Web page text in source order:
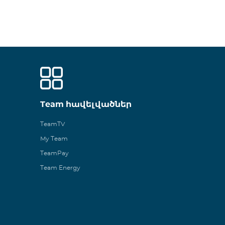
Team հավելվածներ
TeamTV
My Team
TeamPay
Team Energy